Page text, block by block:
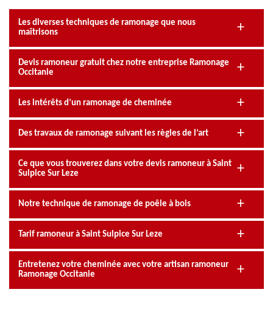
Les diverses techniques de ramonage que nous
maîtrisons
Devis ramoneur gratuit chez notre entreprise Ramonage
Occitanie
Les intérêts d’un ramonage de cheminée
Des travaux de ramonage suivant les règles de l’art
Ce que vous trouverez dans votre devis ramoneur à Saint
Sulpice Sur Leze
Notre technique de ramonage de poêle à bois
Tarif ramoneur à Saint Sulpice Sur Leze
Entretenez votre cheminée avec votre artisan ramoneur
Ramonage Occitanie